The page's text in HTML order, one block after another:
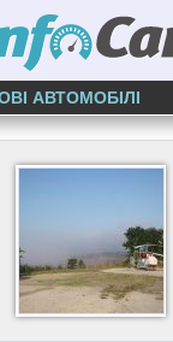
АВТОМОБІЛІ